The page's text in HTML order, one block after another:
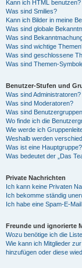
Kann ich HTML benutzen?
Was sind Smilies?
Kann ich Bilder in meine
Was sind globale
Was sind
Was sind wichtige
Was sind geschlossene
Was sind Themen-
Benutzer-Stufen und
Was sind Administratoren?
Was sind Moderatoren?
Was sind
Wo finde ich die
Wie werde ich
Weshalb werden
Was ist eine Hauptgruppe?
Was bedeutet der „Das
Private Nachrichten
Ich kann keine Privaten
Ich bekomme ständig
Ich habe eine Spam-E-
Freunde und ignorierte
Wozu benötige ich die
Wie kann ich Mitglieder
hinzufügen oder diese